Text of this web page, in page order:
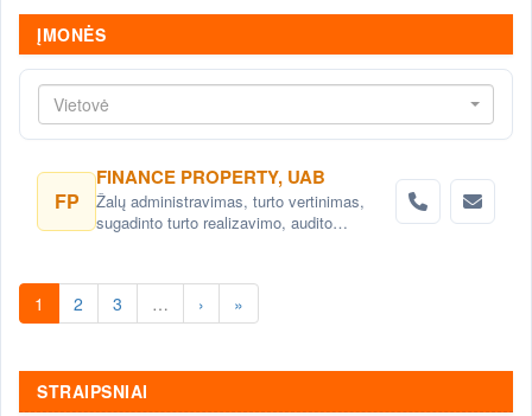
ĮMONĖS
Vietovė
FP
FINANCE PROPERTY, UAB
Žalų administravimas, turto vertinimas,
sugadinto turto realizavimo, audito
1 2 3 … › »
STRAIPSNIAI